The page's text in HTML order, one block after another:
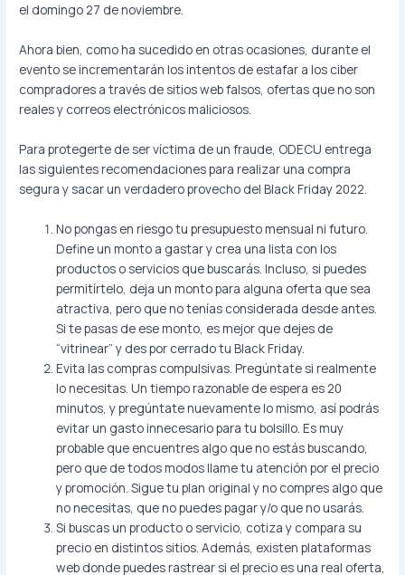
el domingo 27 de noviembre.
Ahora bien, como ha sucedido en otras ocasiones, durante el
evento se incrementarán los intentos de estafar a los ciber
compradores a través de sitios web falsos, ofertas que no son
reales y correos electrónicos maliciosos.
Para protegerte de ser víctima de un fraude, ODECU entrega
las siguientes recomendaciones para realizar una compra
segura y sacar un verdadero provecho del Black Friday 2022.
No pongas en riesgo tu presupuesto mensual ni futuro.
Define un monto a gastar y crea una lista con los
productos o servicios que buscarás. Incluso, si puedes
permitírtelo, deja un monto para alguna oferta que sea
atractiva, pero que no tenías considerada desde antes.
Si te pasas de ese monto, es mejor que dejes de
“vitrinear” y des por cerrado tu Black Friday.
Evita las compras compulsivas. Pregúntate si realmente
lo necesitas. Un tiempo razonable de espera es 20
minutos, y pregúntate nuevamente lo mismo, así podrás
evitar un gasto innecesario para tu bolsillo. Es muy
probable que encuentres algo que no estás buscando,
pero que de todos modos llame tu atención por el precio
y promoción. Sigue tu plan original y no compres algo que
no necesitas, que no puedes pagar y/o que no usarás.
Si buscas un producto o servicio, cotiza y compara su
precio en distintos sitios. Además, existen plataformas
web donde puedes rastrear si el precio es una real oferta,